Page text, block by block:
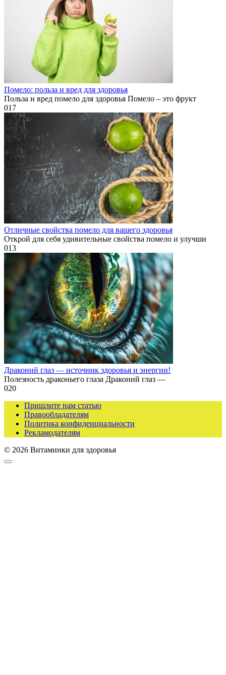
Помело: польза и вред для здоровья
Польза и вред помело для здоровья Помело – это фрукт
017
Отличные свойства помело для вашего здоровья
Открой для себя удивительные свойства помело и улучши
013
Драконий глаз — источник здоровья и энергии!
Полезность драконьего глаза Драконий глаз —
020
Пришлите нам статью
Правообладателям
Политика конфиденциальности
Рекламодателям
© 2026 Витаминки для здоровья